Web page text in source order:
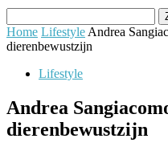
Home Lifestyle Andrea
dierenbewustzijn
Lifestyle
Andrea
dierenbewustzijn